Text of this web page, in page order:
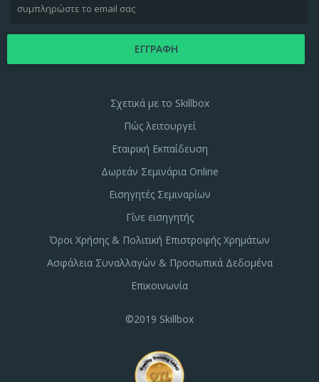
Σχετικά με το Skillbox
Πώς λειτουργεί
Εταιρική Εκπαίδευση
Δωρεάν Σεμινάρια Online
Εισηγητές Σεμιναρίων
Γίνε εισηγητής
Όροι Χρήσης & Πολιτική Επιστροφής Χρημάτων
Ασφάλεια Συναλλαγών & Προσωπικά Δεδομένα
Επικοινωνία
©2019 Skillbox